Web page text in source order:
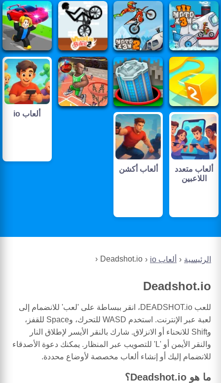
الرئيسية ألعاب io Deadshot.io
Deadshot.io
للعب DEADSHOT.io، انقر ببساطة على 'لعب' للانضمام إلى
لعبة عبر الإنترنت. استخدم WASD للتحرك، وSpace للقفز،
وShift للانحناء أو الانزلاق. شارك بالنقر الأيسر لإطلاق النار
والنقر الأيمن أو 'L' للتصويب عبر المنظار. يمكنك دعوة الأصدقاء
للانضمام إليك أو إنشاء ألعاب مخصصة لأوضاع محددة.
ما هو Deadshot.io؟
ألعاب io
ألعاب متعدد
اللاعبين
ألعاب أكشن